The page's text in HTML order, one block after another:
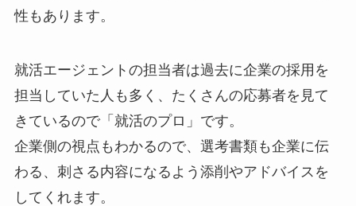
性もあります。
就活エージェントの担当者は過去に企業の採用を
担当していた人も多く、たくさんの応募者を見て
きているので「就活のプロ」です。
企業側の視点もわかるので、選考書類も企業に伝
わる、刺さる内容になるよう添削やアドバイスを
してくれます。